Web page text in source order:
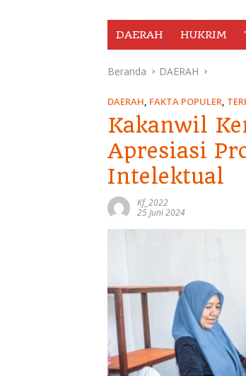
DAERAH HUKRIM
Beranda DAERAH
DAERAH, FAKTA POPULER,
Kakanwil
Apresiasi
Intelektual
Kf_2022
25 Juni 2024